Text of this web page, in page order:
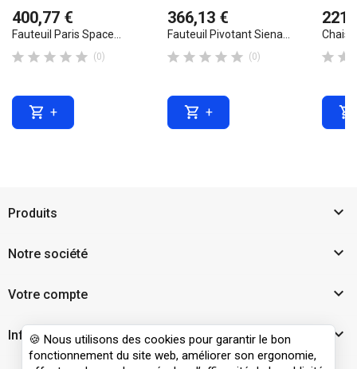
400,77 €
Fauteuil Paris Space...
     (0)
 +
366,13 €
Fauteuil Pivotant Siena...
     (0)
 +
 

Produits 
Notre société 
Votre compte 
Informations 
🍪 Nous utilisons des cookies pour garantir le bon
fonctionnement du site web, améliorer son ergonomie,